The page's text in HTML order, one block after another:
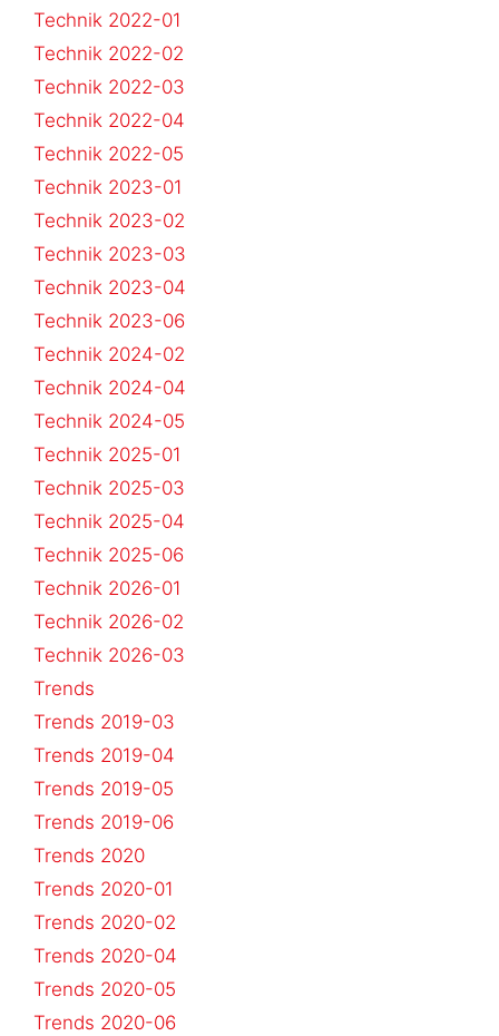
Technik 2022-01
Technik 2022-02
Technik 2022-03
Technik 2022-04
Technik 2022-05
Technik 2023-01
Technik 2023-02
Technik 2023-03
Technik 2023-04
Technik 2023-06
Technik 2024-02
Technik 2024-04
Technik 2024-05
Technik 2025-01
Technik 2025-03
Technik 2025-04
Technik 2025-06
Technik 2026-01
Technik 2026-02
Technik 2026-03
Trends
Trends 2019-03
Trends 2019-04
Trends 2019-05
Trends 2019-06
Trends 2020
Trends 2020-01
Trends 2020-02
Trends 2020-04
Trends 2020-05
Trends 2020-06